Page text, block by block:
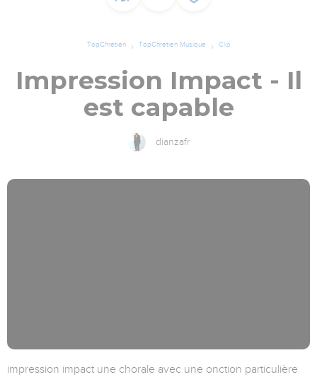
TopChrétien TopChrétien Musique Clip
Impression Impact - Il
est capable
dianzafr
impression impact une chorale avec une onction particulière